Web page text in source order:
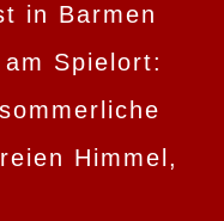
in Barmen
Spielort:
Himmel,